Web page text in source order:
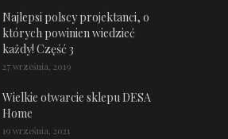
Najlepsi polscy projektanci, o
których powinien wiedzieć
każdy! Część 3
27 września, 2019
Wielkie otwarcie sklepu DESA
Home
19 września, 2021